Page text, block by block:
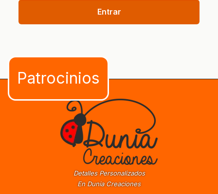
Entrar
Detalles Personalizados
En Dunia Creaciones